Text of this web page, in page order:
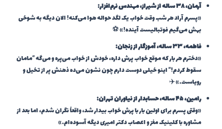
آرمان، ۳۸ ساله از شیراز، مهندس نرم‌افزار:
«پسرم آراد هر شب وقت خواب یک لگد حواله هوا می‌کنه! الان دیگه به شوخی
بهش می‌گیم فوتبالیست آینده!» ⚽
فاطمه، ۳۳ ساله، آموزگار از زنجان:
«دخترم هر بار که موقع خواب پرش داره، خودش از خواب می‌پره و می‌گه “مامان
سقوط کردم!” اینو خیلی دوست دارم چون نشون می‌ده ذهنش پر از تخیل و
رویاست.» ✈️
رامین، ۴۵ ساله، حسابدار از نیاوران تهران:
«وقتی پسرم برای اولین بار با پرش خواب بیدار شد، واقعاً نگران شدم، اما بعد از
مشاوره با کلینیک مغز و اعصاب دکتر امیری دیگه آسوده‌ام.»